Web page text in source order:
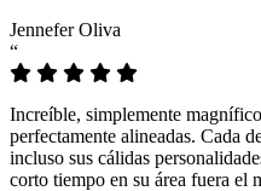
Jennefer Oliva
“
Increíble, simplemente
perfectamente alineadas. Cada
incluso sus cálidas
corto tiempo en su área fuera el